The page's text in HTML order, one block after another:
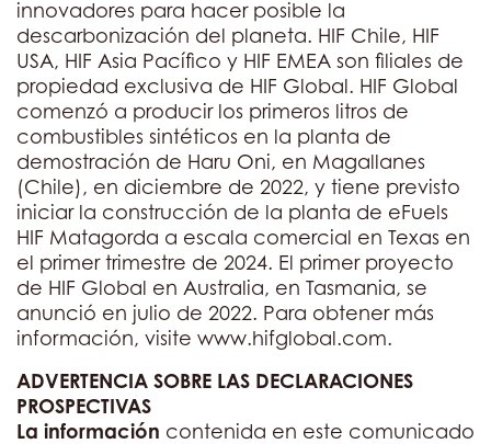
innovadores para hacer posible la
descarbonización del planeta. HIF Chile, HIF
USA, HIF Asia Pacífico y HIF EMEA son filiales de
propiedad exclusiva de HIF Global. HIF Global
comenzó a producir los primeros litros de
combustibles sintéticos en la planta de
demostración de Haru Oni, en Magallanes
(Chile), en diciembre de 2022, y tiene previsto
iniciar la construcción de la planta de eFuels
HIF Matagorda a escala comercial en Texas en
el primer trimestre de 2024. El primer proyecto
de HIF Global en Australia, en Tasmania, se
anunció en julio de 2022. Para obtener más
información, visite www.hifglobal.com.
ADVERTENCIA SOBRE LAS DECLARACIONES
PROSPECTIVAS
La información contenida en este comunicado